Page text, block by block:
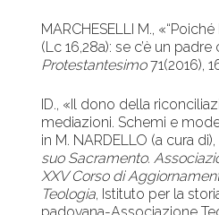
MARCHESELLI M.,
(Lc 16,28a): se c’è un
Protestantesimo71(2016),
ID., «Il dono della
mediazioni. Schemi e
in M. NARDELLO (a cura di),
suo Sacramento.
XXV Corso di
Teologia, Istituto per la